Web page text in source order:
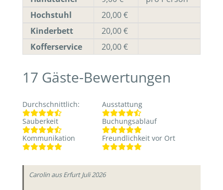
Hochstuhl
20,00 €
Kinderbett
20,00 €
Kofferservice
20,00 €
17 Gäste-Bewertungen
Durchschnittlich:
Ausstattung
Sauberkeit
Buchungsablauf
Kommunikation
Freundlichkeit vor Ort
Carolin aus Erfurt Juli 2026